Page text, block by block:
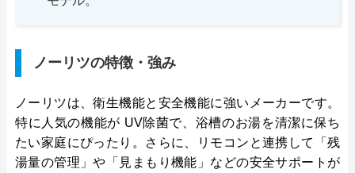
ノーリツの特徴・強み
ノーリツは、衛生機能と安全機能に強いメーカーです。
特に人気の機能が UV除菌で、浴槽のお湯を清潔に保ち
たい家庭にぴったり。さらに、リモコンと連携して「残
湯量の管理」や「見まもり機能」などの安全サポートが